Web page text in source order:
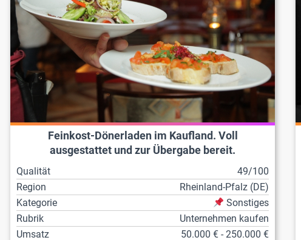
Feinkost-Dönerladen im Kaufland. Voll
ausgestattet und zur Übergabe bereit.
Qualität
49/100
Region
Rheinland-Pfalz (DE)
Kategorie
Sonstiges
Rubrik
Unternehmen kaufen
Umsatz
50.000 € - 250.000 €